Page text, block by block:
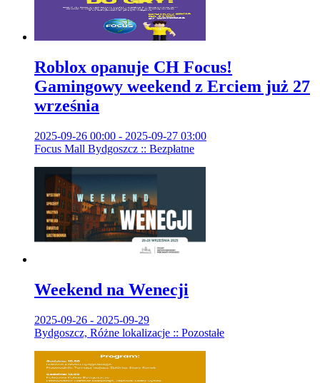
Roblox opanuje CH Focus!
Gamingowy weekend z Erciem już 27
września
2025-09-26 00:00 - 2025-09-27 03:00
Focus Mall Bydgoszcz :: Bezpłatne
Weekend na Wenecji
2025-09-26 - 2025-09-29
Bydgoszcz, Różne lokalizacje :: Pozostałe